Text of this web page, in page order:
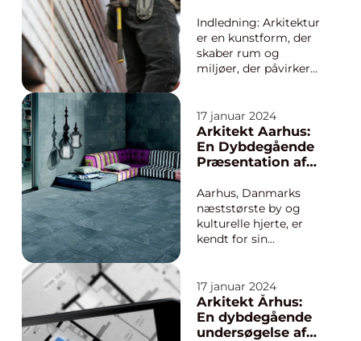
the occupant,
creating a harmonio...
Indledning: Arkitektur
er en kunstform, der
skaber rum og
miljøer, der påvirker
med en fascinerende
historie, har i årtier
tiltrukket arkitekter
fra nær og fjern, der
udvikling og vækst.
Denne ...
17 januar 2024
Arkitekt Aarhus:
En Dybdegående
Præsentation af
Aarhus
Aarhus, Danmarks
næststørste by og
kulturelle hjerte, er
kendt for sin
gennemgået en
utrolig udvikling de
seneste årtier og har
oplevet en reel
17 januar 2024
Arkitekt Århus:
En dybdegående
undersøgelse af